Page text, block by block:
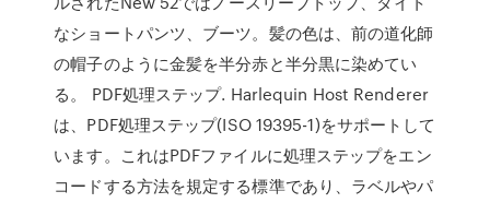
なショートパンツ、ブーツ。髪の色は、前の道化師
の帽子のように金髪を半分赤と半分黒に染めてい
る。 PDF処理ステップ. Harlequin Host Renderer
は、PDF処理ステップ(ISO 19395-1)をサポートして
います。これはPDFファイルに処理ステップをエン
コードする方法を規定する標準であり、ラベルやパ